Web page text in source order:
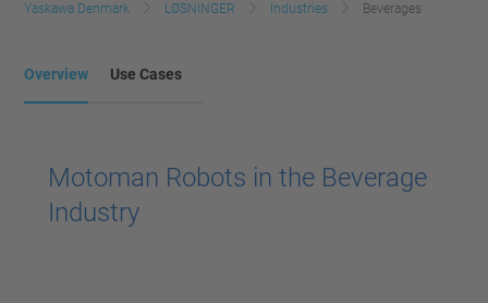
Yaskawa Denmark LØSNINGER Industries Beverages
Overview Use Cases
Motoman Robots in the Beverage
Industry